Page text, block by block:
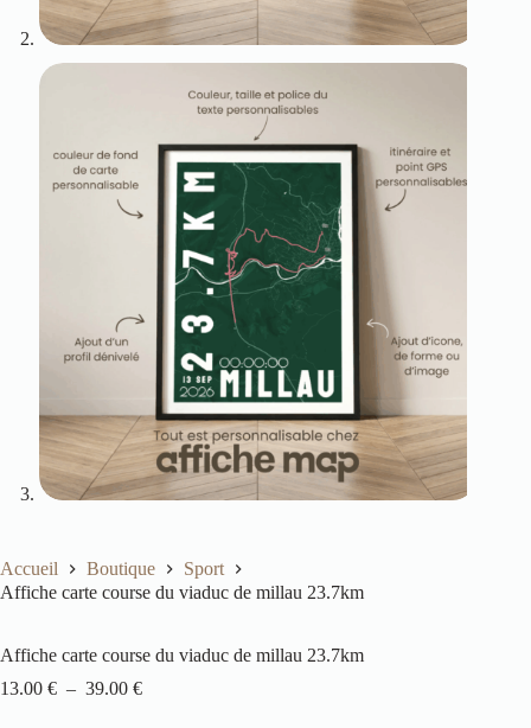
Accueil Boutique
Sport
Affiche carte course du viaduc de millau 23.7km
Affiche carte course du viaduc de millau 23.7km
13.00 € – 39.00 €